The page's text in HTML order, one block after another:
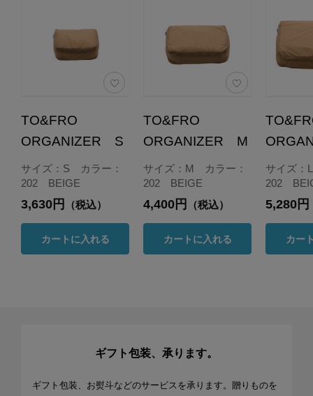
TO&FRO
ORGANIZER S
サイズ：S カラー：
202 BEIGE
3,630円 （税込）
カートに入れる
TO&FRO
ORGANIZER M
サイズ：M カラー：
202 BEIGE
4,400円 （税込）
カートに入れる
サイズ
202
5,280円
カー
ギフト包装、承ります。
ギフト包装、お熨斗などのサービスを承ります。贈りものを